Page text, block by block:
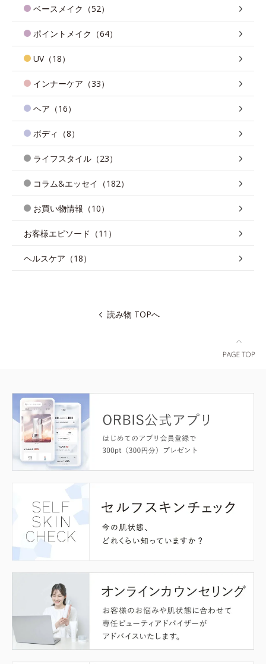
ベースメイク（52）
ポイントメイク（64）
UV（18）
インナーケア（33）
ヘア（16）
ボディ（8）
ライフスタイル（23）
コラム&エッセイ（182）
お買い物情報（10）
お客様エピソード（11）
ヘルスケア（18）
読み物 TOPへ